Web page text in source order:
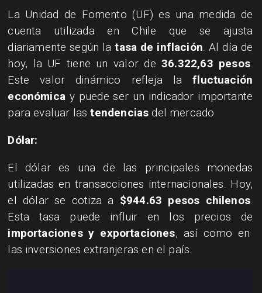
La Unidad de Fomento (UF) es una medida de
cuenta utilizada en Chile que se ajusta
diariamente según la tasa de inflación. Al día de
hoy, la UF tiene un valor de36.322,63 pesos.
Este valor dinámico refleja lafluctuación
económica y puede ser un indicador importante
para evaluar las tendencias del mercado.
Dólar:
El dólar es una de las principales monedas
utilizadas en transacciones internacionales. Hoy,
el dólar se cotiza a $944.63 pesos chilenos.
Esta tasa puede influir en los precios de
importaciones y exportaciones, así como en
las inversiones extranjeras en el país.